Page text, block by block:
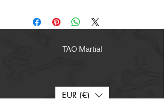
TAO Martial
EUR (€)